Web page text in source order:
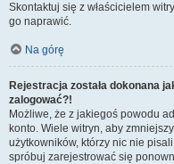
Skontaktuj się z właścicielem
go naprawić.
Na górę
Rejestracja została dokonana
zalogować?!
Możliwe, że z jakiegoś powodu
konto. Wiele witryn, aby
użytkowników, którzy nic nie
spróbuj zarejestrować się